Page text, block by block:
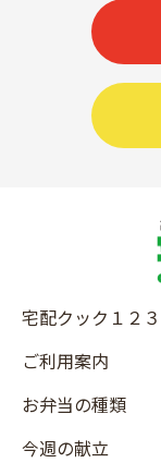
宅配クック１２
ご利用案内
お弁当の種類
今週の献立